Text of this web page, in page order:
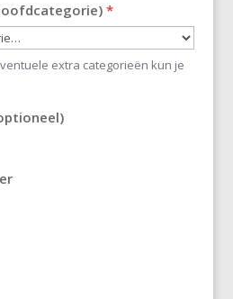
*
extra categorieën kun je